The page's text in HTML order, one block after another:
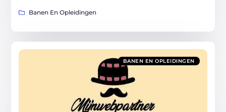
Banen En Opleidingen
BANEN EN OPLEIDINGEN